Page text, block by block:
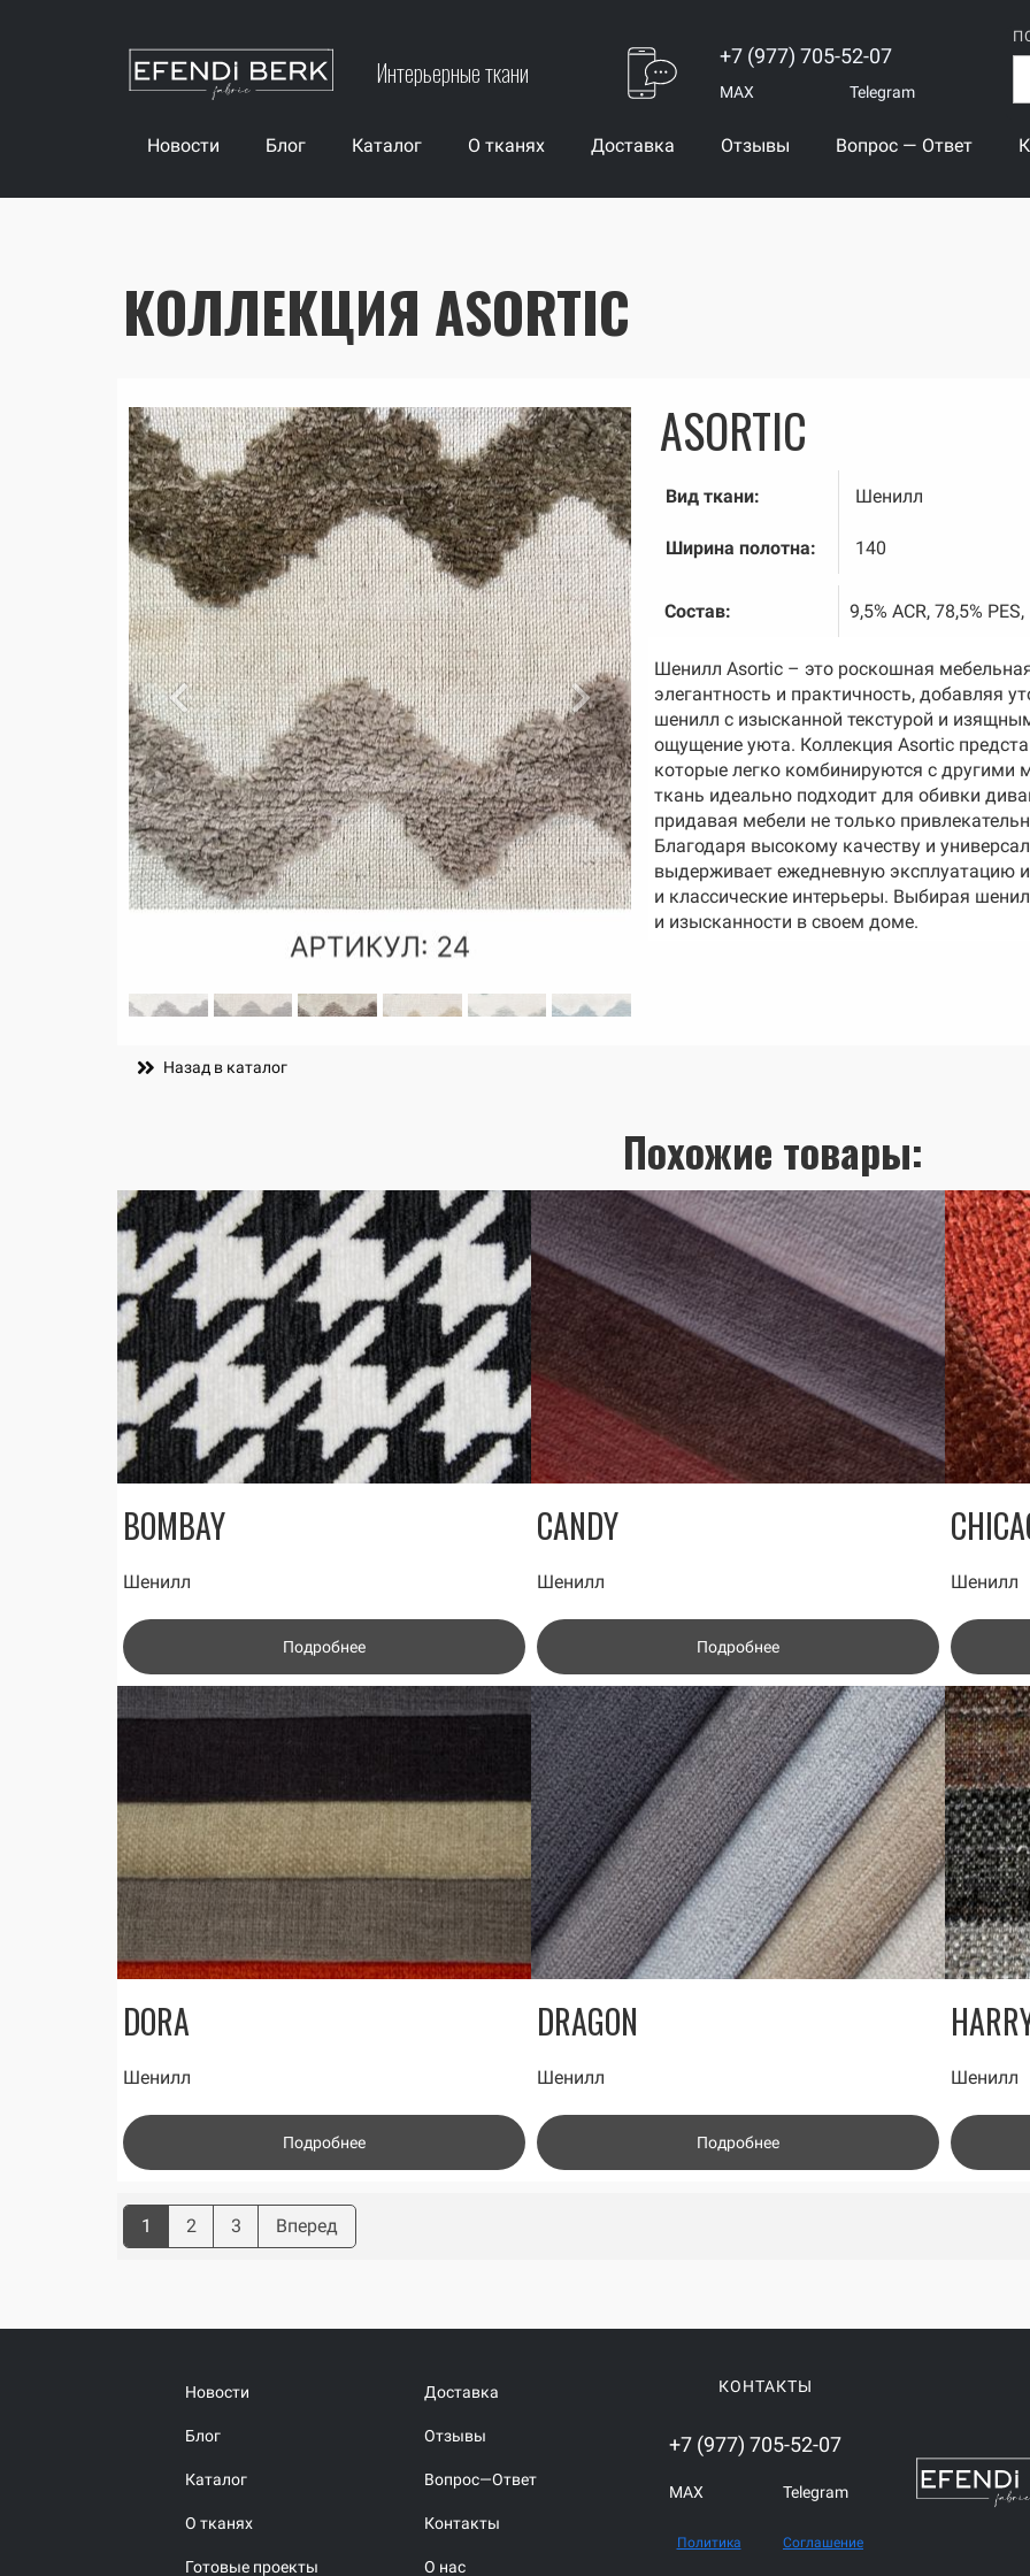
Интерьерные ткани +7 (977) 705-52-07
MAX Telegram
Новости Блог Каталог О тканях Доставка Отзывы Вопрос — Ответ
КОЛЛЕКЦИЯ ASORTIC
ASORTIC
Вид ткани: Шенилл
Ширина полотна: 140
Состав: 9,5% ACR, 78,5%
Шенилл Asortic – это роскошная
элегантность и практичность, добавляя
шенилл с изысканной текстурой и
ощущение уюта. Коллекция Asortic
которые легко комбинируются с
ткань идеально подходит для обивки
придавая мебели не только
Благодаря высокому качеству и
выдерживает ежедневную эксплуатацию
и классические интерьеры. Выбирая
и изысканности в своем доме.
Назад в каталог
Похожие товары:
BOMBAY
Шенилл
Подробнее
CANDY
Шенилл
Подробнее
Шенилл
DORA
Шенилл
Подробнее
DRAGON
Шенилл
Подробнее
Шенилл
1 2 3 Вперед
Новости
Блог
Каталог
О тканях
Готовые проекты
Доставка
Отзывы
Вопрос—Ответ
Контакты
О нас
КОНТАКТЫ
+7 (977) 705-52-07
MAX Telegram
Политика Соглашение